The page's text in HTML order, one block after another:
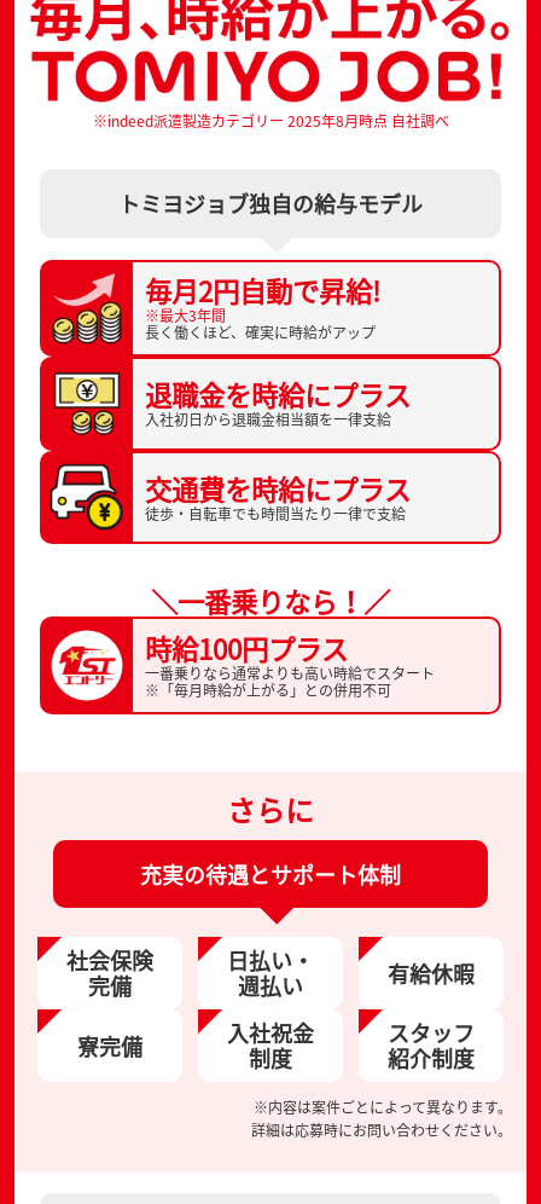
※indeed派遣製造カテゴリー 2025年8月時点 自社調べ
トミヨジョブ独自の給与モデル
毎月2円自動で昇給!
※最大3年間
長く働くほど、 確実に時給がアップ
退職金を時給にプラス
入社初日から退職金相当額を一律支給
交通費を時給にプラス
徒歩・自転車でも時間当たり一律で支給
＼一番乗りなら！／
時給100円プラス
一番乗りなら通常よりも高い時給でスタート
※「毎月時給が上がる」との併用不可
さらに
充実の待遇とサポート体制
社会保険
完備
日払い・
週払い 有給休暇
寮完備 入社祝金
制度
スタッフ
紹介制度
※内容は案件ごとによって異なります。
詳細は応募時にお問い合わせください。